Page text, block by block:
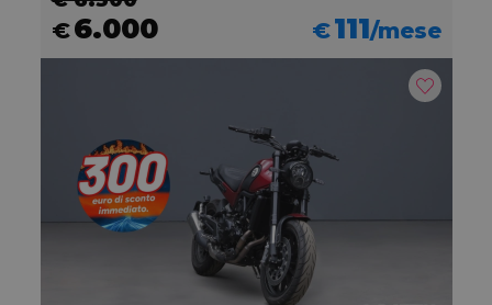
€6.000 €111/mese